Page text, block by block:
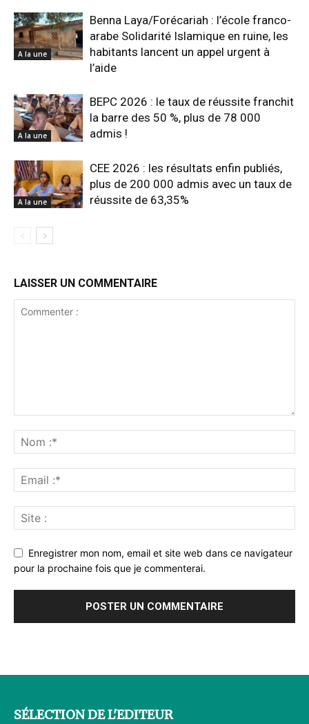
A la une
Benna Laya/Forécariah : l’école franco-
arabe Solidarité Islamique en ruine, les
habitants lancent un appel urgent à
l’aide
A la une
BEPC 2026 : le taux de réussite franchit
la barre des 50 %, plus de 78 000
admis !
A la une
CEE 2026 : les résultats enfin publiés,
plus de 200 000 admis avec un taux de
réussite de 63,35%
LAISSER UN COMMENTAIRE
Enregistrer mon nom, email et site web dans ce navigateur
pour la prochaine fois que je commenterai.
SÉLECTION DE L'EDITEUR